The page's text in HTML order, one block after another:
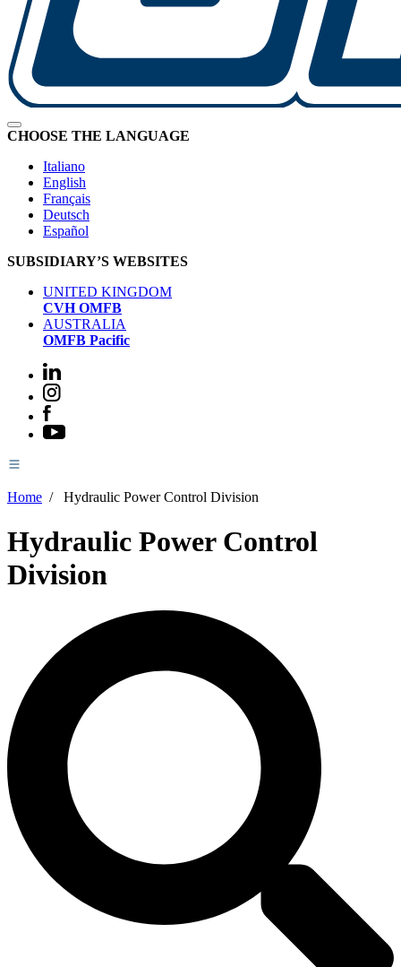
CHOOSE THE LANGUAGE
Italiano
English
Français
Deutsch
Español
SUBSIDIARY’S WEBSITES
UNITED KINGDOM
CVH OMFB
AUSTRALIA
OMFB Pacific
Home / Hydraulic Power Control Division
Hydraulic Power Control
Division